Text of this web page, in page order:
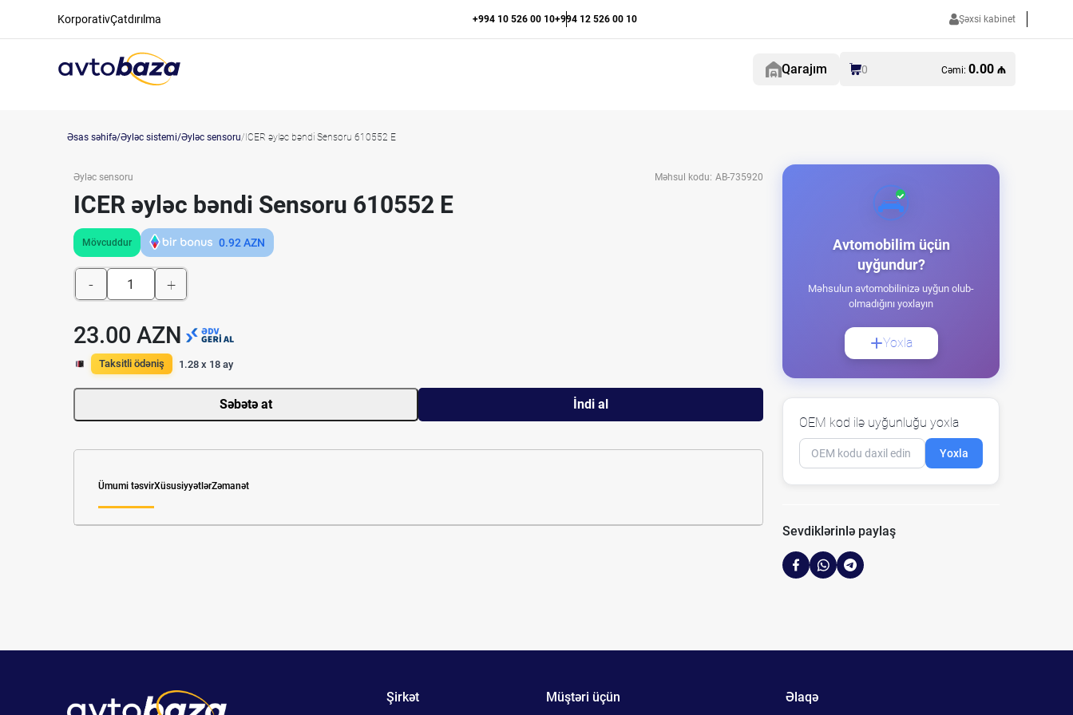
KorporativÇatdırılma +994 10 526 00 10+994 12 526 00 10 Şəxsi kabinet
Qarajım 0 Cəmi: 0.00 ₼
Əsas səhifə Əyləc sistemi Əyləc sensoru ICER əyləc bəndi Sensoru 610552 E
Əyləc sensoru Məhsul kodu: AB-735920
ICER əyləc bəndi Sensoru 610552 E
Mövcuddur 0.92AZN
- +
23.00 AZN
Taksitli ödəniş 1.28 x 18 ay
Səbətə at İndi al
Ümumi təsvirXüsusiyyətlərZəmanət
Avtomobilim üçün
uyğundur?
Məhsulun avtomobilinizə uyğun olub-
olmadığını yoxlayın
Yoxla
OEM kod ilə uyğunluğu yoxla
Yoxla
Sevdiklərinlə paylaş
Şirkət Müştəri üçün Əlaqə